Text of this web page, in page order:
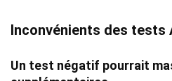
Inconvénients des tests
Un test négatif pourrait